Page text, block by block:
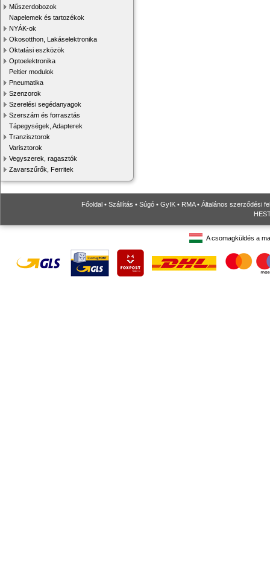
Műszerdobozok
Napelemek és tartozékok
NYÁK-ok
Okosotthon, Lakáselektronika
Oktatási eszközök
Optoelektronika
Peltier modulok
Pneumatika
Szenzorok
Szerelési segédanyagok
Szerszám és forrasztás
Tápegységek, Adapterek
Tranzisztorok
Varisztorok
Vegyszerek, ragasztók
Zavarszűrők, Ferritek
Főoldal • Szállítás • Súgó • GyIK • RMA• Általános szerződési
A csomagküldés a